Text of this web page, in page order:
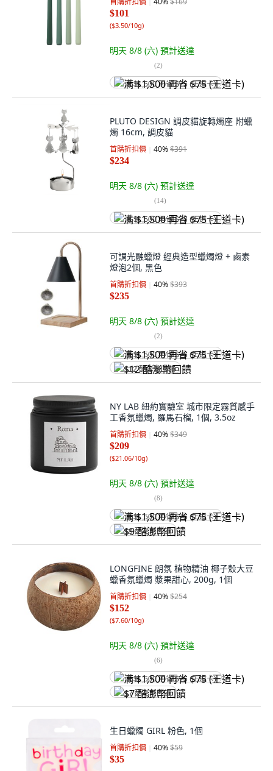
$101
($3.50/10g)
明天 8/8 (六) 預計送達
(2)
满 $1,500 再省 $75 (王道卡)
PLUTO DESIGN 調皮貓旋轉燭座 附蠟
燭 16cm, 調皮貓
首購折扣價 40%$391
$234
明天 8/8 (六) 預計送達
(14)
满 $1,500 再省 $75 (王道卡)
可調光融蠟燈 經典造型蠟燭燈 + 鹵素
燈泡2個, 黑色
首購折扣價 40%$393
$235
明天 8/8 (六) 預計送達
(2)
满 $1,500 再省 $75 (王道卡)
$12 酷澎幣回饋
NY LAB 紐約實驗室 城市限定霧質感手
工香氛蠟燭, 羅馬石榴, 1個, 3.5oz
首購折扣價 40%$349
$209
($21.06/10g)
明天 8/8 (六) 預計送達
(8)
满 $1,500 再省 $75 (王道卡)
$9 酷澎幣回饋
LONGFINE 朗氛 植物精油 椰子殼大豆
蠟香氛蠟燭 漿果甜心, 200g, 1個
首購折扣價 40%$254
$152
($7.60/10g)
明天 8/8 (六) 預計送達
(6)
满 $1,500 再省 $75 (王道卡)
$7 酷澎幣回饋
生日蠟燭 GIRL 粉色, 1個
首購折扣價 40%$59
$35